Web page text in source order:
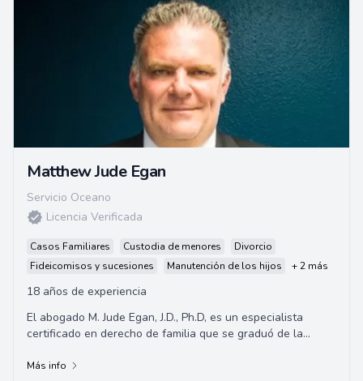
Matthew Jude Egan
Servicio Oceano
Licencia Verificada
Casos Familiares Custodia de menores
Divorcio
Fideicomisos y sucesiones
Manutención de los hijos + 2 más
18 años de experiencia
El abogado M. Jude Egan, J.D., Ph.D, es un especialista
certificado en derecho de familia que se graduó de la
Más info